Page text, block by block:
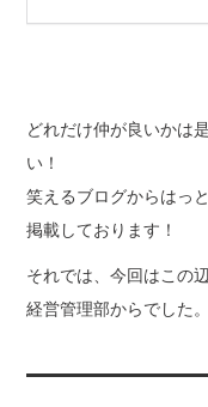
どれだけ仲が良いかは
い！
笑えるブログからはっ
掲載しております！
それでは、今回はこの
経営管理部からでした。